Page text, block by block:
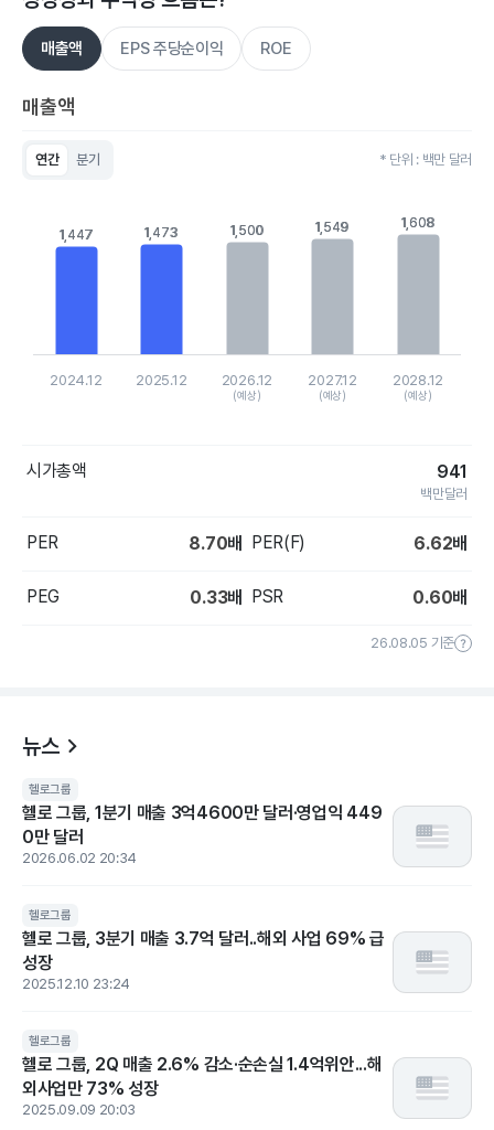
매출액 EPS 주당순이익 ROE
매출액
연간 분기 * 단위 : 백만 달러
View as data table, Chart
The chart has 1 X axis displaying categories.
1,447
1,447 1,473
1,473 1,500
1,500 1,549
1,549 1,608
1,608
2024.12 2025.12 2026.12
(예상)
2027.12
(예상)
2028.12
(예상)
시가총액 941
백만달러
PER 8.70배 PER(F) 6.62배
PEG 0.33배 PSR 0.60배
26.08.05 기준
뉴스
헬로그룹
헬로 그룹, 1분기 매출 3억4600만 달러·영업익 449
0만 달러
2026.06.02 20:34
헬로그룹
헬로 그룹, 3분기 매출 3.7억 달러..해외 사업 69% 급
성장
2025.12.10 23:24
헬로그룹
헬로 그룹, 2Q 매출 2.6% 감소·순손실 1.4억위안...해
외사업만 73% 성장
2025.09.09 20:03